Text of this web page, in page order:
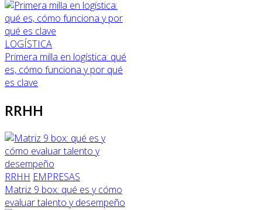
LOGÍSTICA
Primera milla en logística: qué
es, cómo funciona y por qué
es clave
RRHH
RRHH EMPRESAS
Matriz 9 box: qué es y cómo
evaluar talento y desempeño